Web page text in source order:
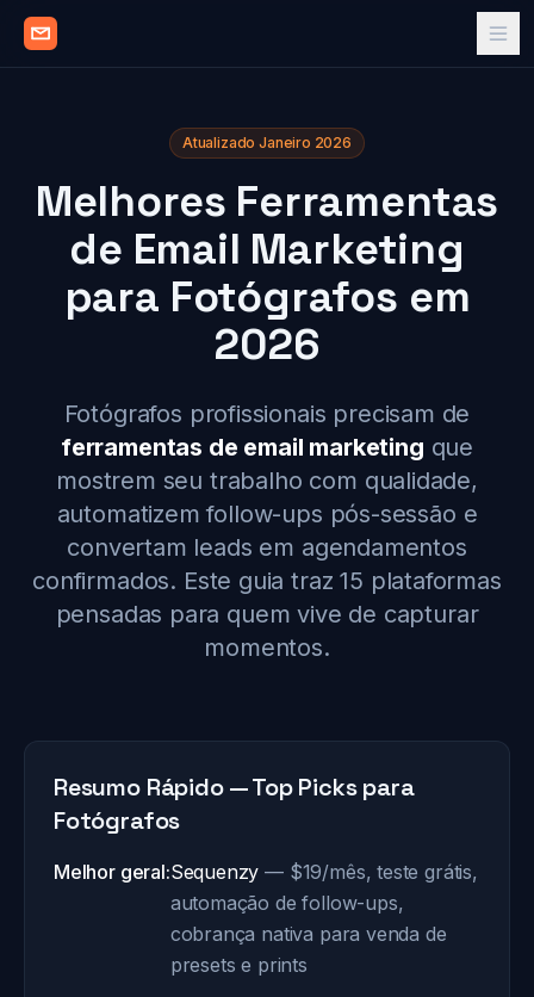
Atualizado Janeiro 2026
Melhores Ferramentas
de Email Marketing
para Fotógrafos em
2026
Fotógrafos profissionais precisam de
ferramentas de email marketing que
mostrem seu trabalho com qualidade,
automatizem follow-ups pós-sessão e
convertam leads em agendamentos
confirmados. Este guia traz 15 plataformas
pensadas para quem vive de capturar
momentos.
Resumo Rápido — Top Picks para
Fotógrafos
Melhor geral:Sequenzy — $19/mês, teste grátis,
automação de follow-ups,
cobrança nativa para venda de
presets e prints